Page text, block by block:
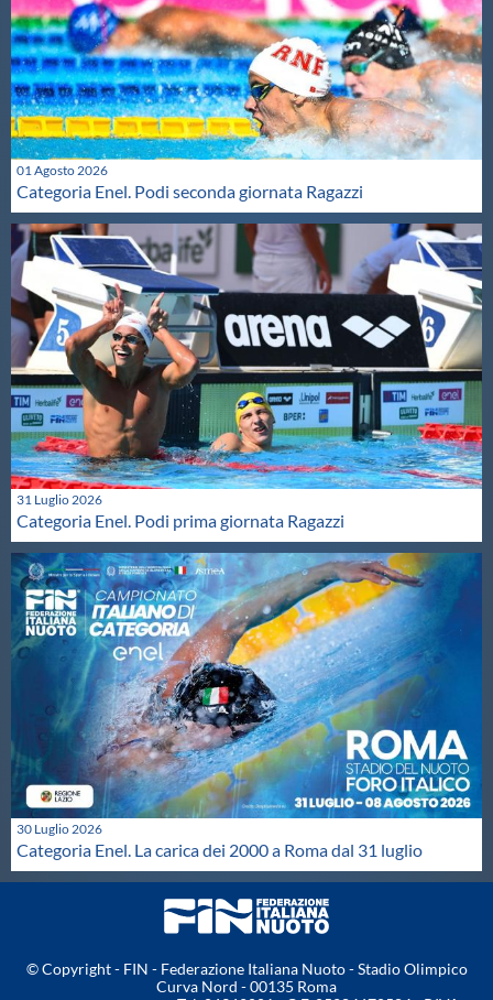
01 Agosto 2026
Categoria Enel. Podi seconda giornata Ragazzi
31 Luglio 2026
Categoria Enel. Podi prima giornata Ragazzi
30 Luglio 2026
Categoria Enel. La carica dei 2000 a Roma dal 31 luglio
© Copyright - FIN - Federazione Italiana Nuoto - Stadio Olimpico
Curva Nord - 00135 Roma